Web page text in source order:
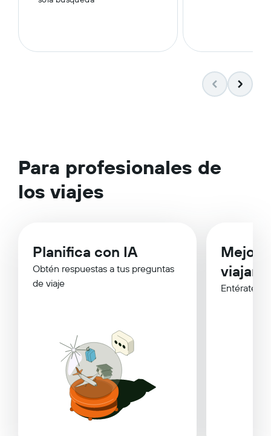
Para profesionales de
los viajes
Planifica con IA
Obtén respuestas a tus preguntas
de viaje
Mejor
viajar
Entérate